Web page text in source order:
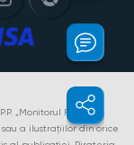
„Monitorul Fiscal
a ilustrațiilor din orice